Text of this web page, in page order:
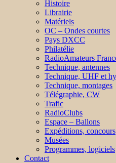
Histoire
Librairie
Matériels
OC – Ondes courtes
Pays DXCC
Philatélie
RadioAmateurs
Technique, antennes
Technique, UHF et
Technique, montages
Télégraphie, CW
Trafic
RadioClubs
Espace – Ballons
Expéditions, concours
Musées
Programmes, logiciels
Contact